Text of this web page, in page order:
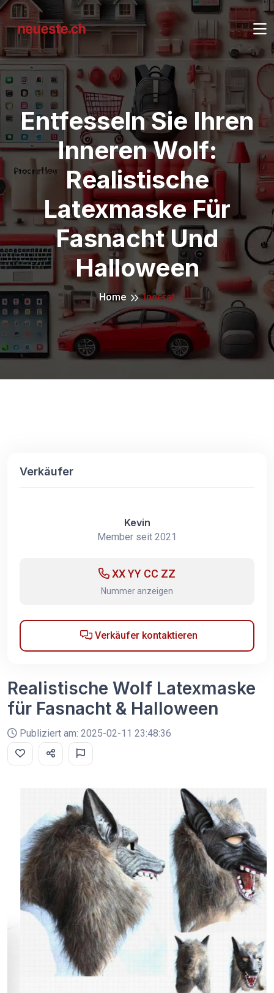
Entfesseln Sie Ihren
Inneren Wolf:
Realistische
Latexmaske Für
Fasnacht Und
Halloween
Home Inserat
Verkäufer
Kevin
Member seit 2021
XX YY CC ZZ
Nummer anzeigen
Verkäufer kontaktieren
Realistische Wolf Latexmaske
für Fasnacht & Halloween
Publiziert am: 2025-02-11 23:48:36